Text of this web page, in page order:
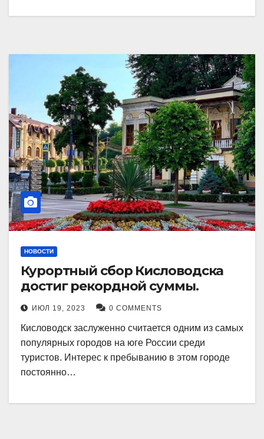
НОВОСТИ
Курортный сбор Кисловодска
достиг рекордной суммы.
ИЮЛ 19, 2023 0 COMMENTS
Кисловодск заслуженно считается одним из самых
популярных городов на юге России среди
туристов. Интерес к пребыванию в этом городе
постоянно…